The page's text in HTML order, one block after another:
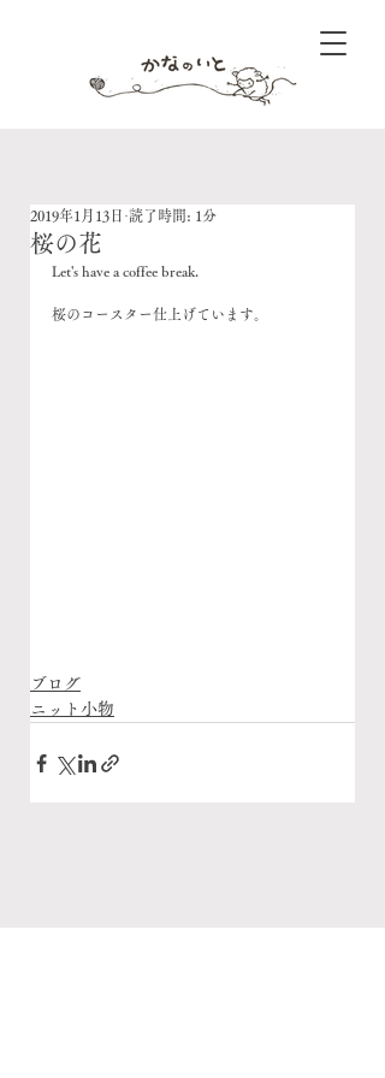
桜の花
2019年1月13日 読了時間: 1分
Let's have a coffee break.
桜のコースター仕上げています。
ブログ
ニット小物